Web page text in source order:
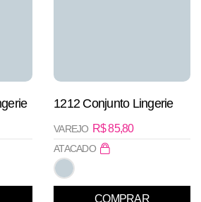
1212 Conjunto Lingerie
R$85,80
VAREJO
ATACADO
COMPRAR